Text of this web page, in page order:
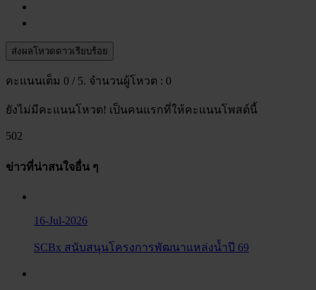
ส่งผลโหวดดาวเรียบร้อย
คะแนนเต็ม 0 / 5. จำนวนผู้โหวต : 0
ยังไม่มีคะแนนโหวต! เป็นคนแรกที่ให้คะแนนโพสต์นี้
502
ข่าวที่น่าสนใจอื่น ๆ
16-Jul-2026
SCBx สนับสนุนโครงการพัฒนาแหล่งน้ำปี 69